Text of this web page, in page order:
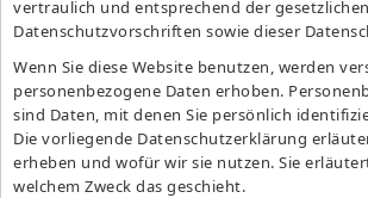
vertraulich und entsprechend der gesetzlichen
Datenschutzvorschriften sowie dieser
Wenn Sie diese Website benutzen, werden
personenbezogene Daten erhoben.
sind Daten, mit denen Sie persönlich
Die vorliegende Datenschutzerklärung
erheben und wofür wir sie nutzen. Sie
welchem Zweck das geschieht.